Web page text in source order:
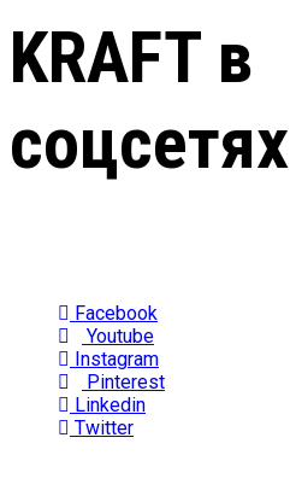
KRAFT в
соцсетях
Facebook
Youtube
Instagram
Pinterest
Linkedin
Twitter